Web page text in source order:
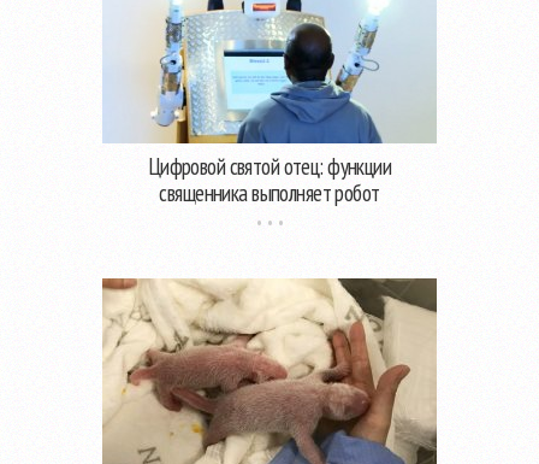
Цифровой святой отец: функции
священника выполняет робот